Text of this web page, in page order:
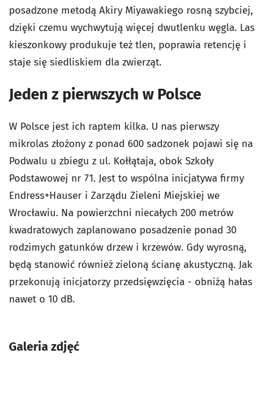
posadzone metodą Akiry Miyawakiego rosną szybciej,
dzięki czemu wychwytują więcej dwutlenku węgla. Las
kieszonkowy produkuje też tlen, poprawia retencję i
staje się siedliskiem dla zwierząt.
Jeden z pierwszych w Polsce
W Polsce jest ich raptem kilka. U nas pierwszy
mikrolas złożony z ponad 600 sadzonek pojawi się na
Podwalu u zbiegu z ul. Kołłątaja, obok Szkoły
Podstawowej nr 71. Jest to wspólna inicjatywa firmy
Endress+Hauser i Zarządu Zieleni Miejskiej we
Wrocławiu. Na powierzchni niecałych 200 metrów
kwadratowych zaplanowano posadzenie ponad 30
rodzimych gatunków drzew i krzewów. Gdy wyrosną,
będą stanowić również zieloną ścianę akustyczną. Jak
przekonują inicjatorzy przedsięwzięcia - obniżą hałas
nawet o 10 dB.
Galeria zdjęć